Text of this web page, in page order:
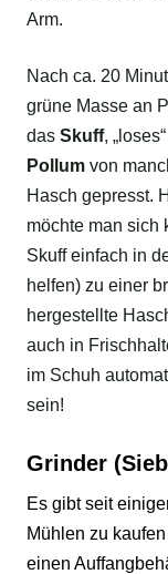
Arm.
Nach ca. 20
grüne Masse an
das Skuff,
Pollum von
Hasch gepresst.
möchte man sich
Skuff einfach in
helfen) zu einer
hergestellte
auch in
im Schuh
sein!
Grinder
Es gibt seit
Mühlen zu
einen